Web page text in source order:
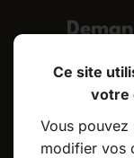
Ce site
votre
Vous
modifier vos